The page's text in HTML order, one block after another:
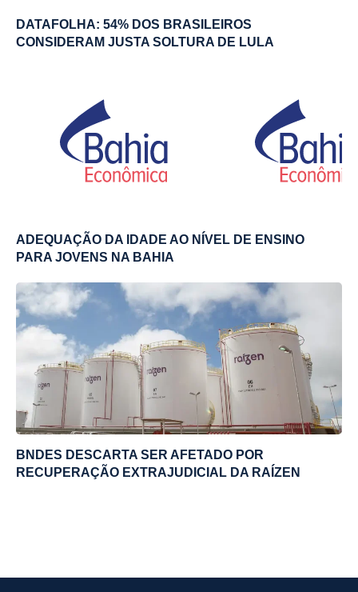
DATAFOLHA: 54% DOS BRASILEIROS
CONSIDERAM JUSTA SOLTURA DE LULA
ADEQUAÇÃO DA IDADE AO NÍVEL DE ENSINO
PARA JOVENS NA BAHIA
BNDES DESCARTA SER AFETADO POR
RECUPERAÇÃO EXTRAJUDICIAL DA RAÍZEN